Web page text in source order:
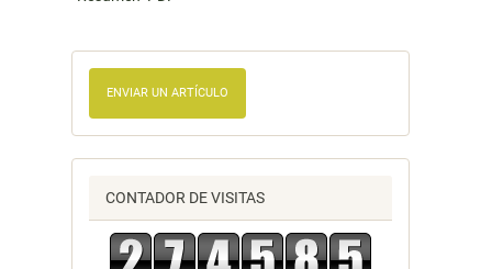
ENVIAR UN ARTÍCULO
CONTADOR DE VISITAS